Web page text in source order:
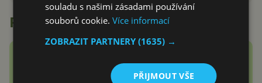
Recenze
Náramek bez displeje je přesně
souladu s našimi zásadami používání
souborů cookie.Více informací
ZOBRAZIT PARTNERY(1635) →
PŘIJMOUT VŠE